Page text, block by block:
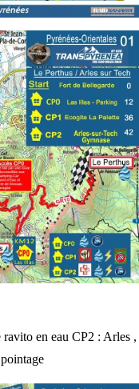
en eau CP2 : Arles ,